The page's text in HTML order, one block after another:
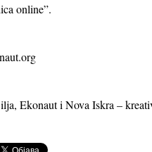
online”.
Ekonaut i Nova Iskra –